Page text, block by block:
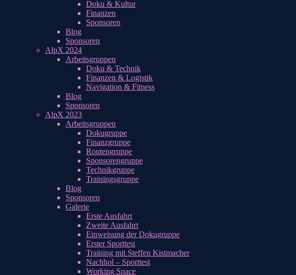
Doku & Kultur
Finanzen
Sponsoren
Blog
Sponsoren
AlpX 2024
Arbeitsgruppen
Doku & Technik
Finanzen & Logistik
Navigation & Fitness
Blog
Sponsoren
AlpX 2023
Arbeitsgruppen
Dokugruppe
Finanzgruppe
Routengruppe
Sponsorengruppe
Technikgruppe
Trainingsgruppe
Blog
Sponsoren
Galerie
Erste Ausfahrt
Zweite Ausfahrt
Einweisung der Dokugruppe
Erster Sporttest
Training mit Steffen Kistmacher
Nachhol – Sporttest
Working Space